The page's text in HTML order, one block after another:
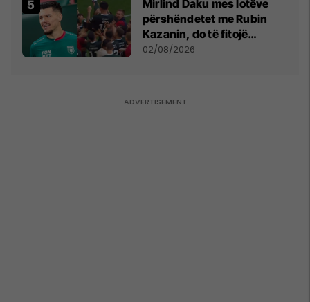
Mirlind Daku mes lotëve
përshëndetet me Rubin
Kazanin, do të fitojë
miliona te Spartak Moska
02/08/2026